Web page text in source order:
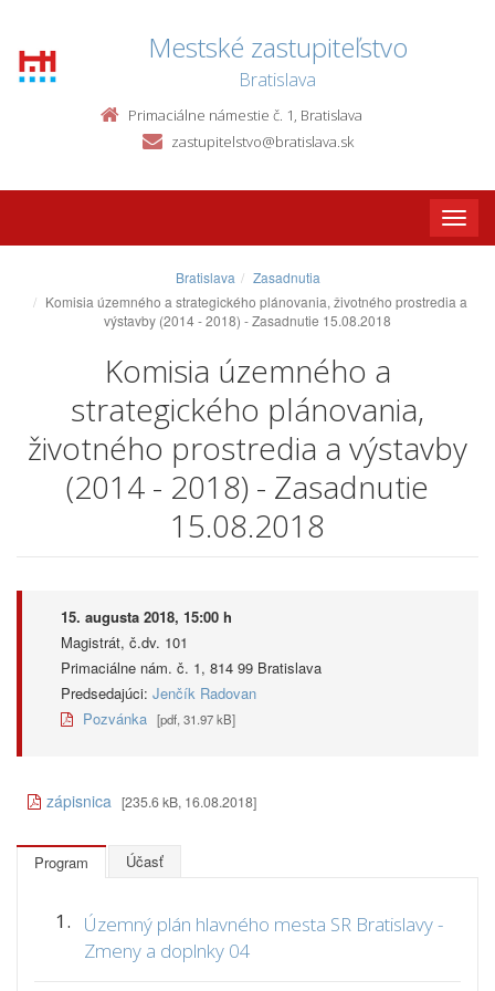
Mestské zastupiteľstvo
Bratislava
Primaciálne námestie č. 1, Bratislava
zastupitelstvo@bratislava.sk
Toggle
Bratislava
Zasadnutia
Komisia územného a strategického plánovania, životného prostredia a
výstavby (2014 - 2018) - Zasadnutie 15.08.2018
Komisia územného a
strategického plánovania,
životného prostredia a výstavby
(2014 - 2018) - Zasadnutie
15.08.2018
15. augusta 2018, 15:00 h
Magistrát, č.dv. 101
Primaciálne nám. č. 1, 814 99 Bratislava
Predsedajúci: Jenčík Radovan
Pozvánka [pdf, 31.97 kB]
zápisnica [235.6 kB, 16.08.2018]
Program Účasť
1.
Územný plán hlavného mesta SR Bratislavy -
Zmeny a doplnky 04